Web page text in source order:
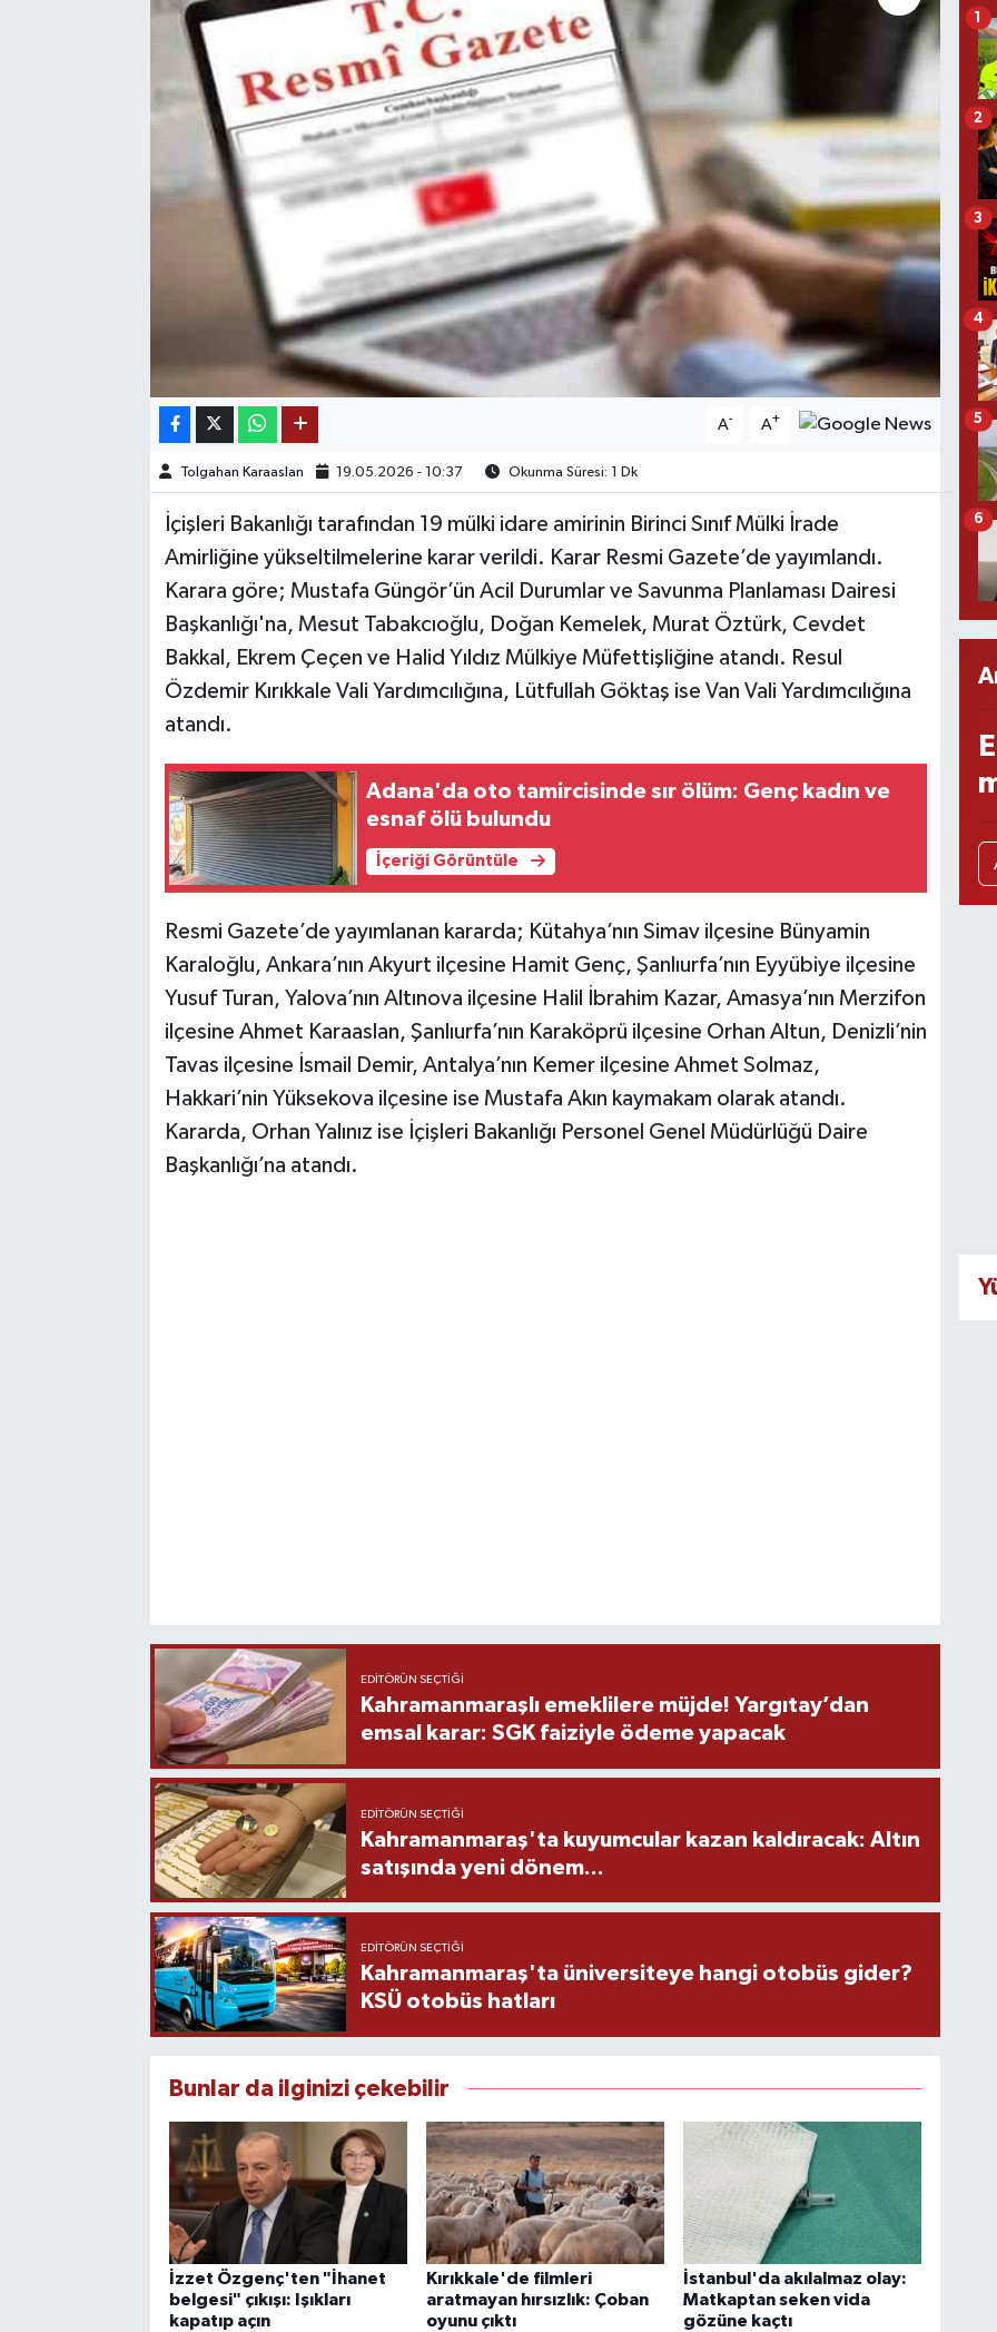
A- A+
Tolgahan Karaaslan 19.05.2026 - 10:37 Okunma Süresi: 1 Dk
İçişleri Bakanlığı tarafından 19 mülki idare amirinin Birinci Sınıf Mülki İrade
Amirliğine yükseltilmelerine karar verildi. Karar Resmi Gazete’de yayımlandı.
Karara göre; Mustafa Güngör’ün Acil Durumlar ve Savunma Planlaması Dairesi
Başkanlığı'na, Mesut Tabakcıoğlu, Doğan Kemelek, Murat Öztürk, Cevdet
Bakkal, Ekrem Çeçen ve Halid Yıldız Mülkiye Müfettişliğine atandı. Resul
Özdemir Kırıkkale Vali Yardımcılığına, Lütfullah Göktaş ise Van Vali Yardımcılığına
atandı.
Adana'da oto tamircisinde sır ölüm: Genç kadın ve
esnaf ölü bulundu
İçeriği Görüntüle
Resmi Gazete’de yayımlanan kararda; Kütahya’nın Simav ilçesine Bünyamin
Karaloğlu, Ankara’nın Akyurt ilçesine Hamit Genç, Şanlıurfa’nın Eyyübiye ilçesine
Yusuf Turan, Yalova’nın Altınova ilçesine Halil İbrahim Kazar, Amasya’nın Merzifon
ilçesine Ahmet Karaaslan, Şanlıurfa’nın Karaköprü ilçesine Orhan Altun, Denizli’nin
Tavas ilçesine İsmail Demir, Antalya’nın Kemer ilçesine Ahmet Solmaz,
Hakkari’nin Yüksekova ilçesine ise Mustafa Akın kaymakam olarak atandı.
Kararda, Orhan Yalınız ise İçişleri Bakanlığı Personel Genel Müdürlüğü Daire
Başkanlığı’na atandı.
EDITÖRÜN SEÇTIĞI
Kahramanmaraşlı emeklilere müjde! Yargıtay’dan
emsal karar: SGK faiziyle ödeme yapacak
EDITÖRÜN SEÇTIĞI
Kahramanmaraş'ta kuyumcular kazan kaldıracak: Altın
satışında yeni dönem...
EDITÖRÜN SEÇTIĞI
Kahramanmaraş'ta üniversiteye hangi otobüs gider?
KSÜ otobüs hatları
Bunlar da ilginizi çekebilir
İzzet Özgenç'ten "İhanet
belgesi" çıkışı: Işıkları
kapatıp açın
Kırıkkale'de filmleri
aratmayan hırsızlık: Çoban
oyunu çıktı
İstanbul'da akılalmaz olay:
Matkaptan seken vida
gözüne kaçtı
1
2
3
4
5
6
OTOMOTİV
KÜLTÜR SANAT